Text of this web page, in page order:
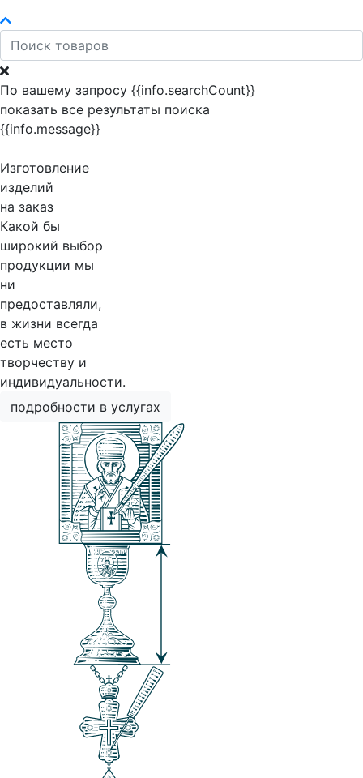
По вашему запросу {{info.searchCount}}
показать все результаты поиска
{{info.message}}
Изготовление
изделий
на заказ
Какой бы
широкий выбор
продукции мы
ни
предоставляли,
в жизни всегда
есть место
творчеству и
индивидуальности.
подробности в услугах